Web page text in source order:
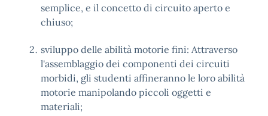
semplice, e il concetto di circuito aperto e
chiuso;
sviluppo delle abilità motorie fini: Attraverso
l'assemblaggio dei componenti dei circuiti
morbidi, gli studenti affineranno le loro abilità
motorie manipolando piccoli oggetti e
materiali;